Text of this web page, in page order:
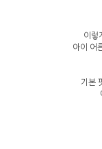
이렇
아이 어
기본